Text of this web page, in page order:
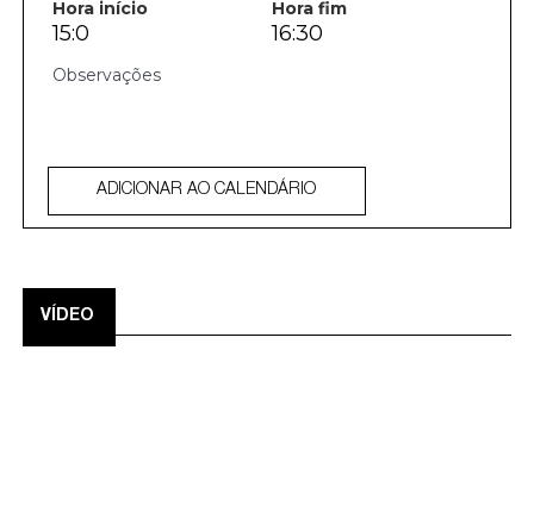
Hora início Hora fim
15:0 16:30
ADICIONAR AO CALENDÁRIO
VÍDEO